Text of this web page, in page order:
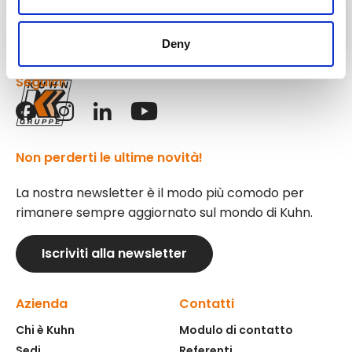
Deny
Attrezzature
Kuhn
Non perderti le ultime novità!
La nostra newsletter è il modo più comodo per
rimanere sempre aggiornato sul mondo di Kuhn.
Iscriviti alla newsletter
Azienda
Chi è Kuhn
Contatti
Modulo di contatto
Seguici!